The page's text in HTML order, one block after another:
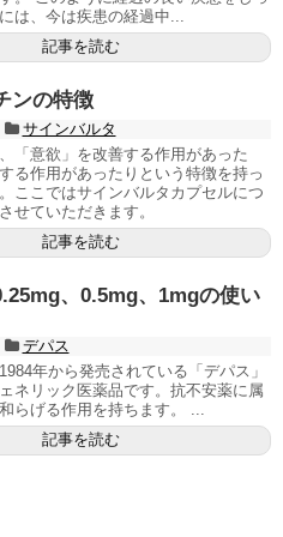
は、今は疾患の経過中...
記事を読む
ンの特徴
サインバルタ
「意欲」を改善する作用があった
る作用があったりという特徴を持っ
ここではサインバルタカプセルにつ
せていただきます。
記事を読む
、0.5mg、1mgの使い
デパス
年から発売されている「デパス」
ネリック医薬品です。抗不安薬に属
らげる作用を持ちます。 ...
記事を読む